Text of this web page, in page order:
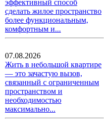
эффективный способ
сделать жилое пространство
более функциональным,
комфортным и...
07.08.2026
Жить в небольшой квартире
— это зачастую вызов,
связанный с ограниченным
пространством и
необходимостью
максимально...